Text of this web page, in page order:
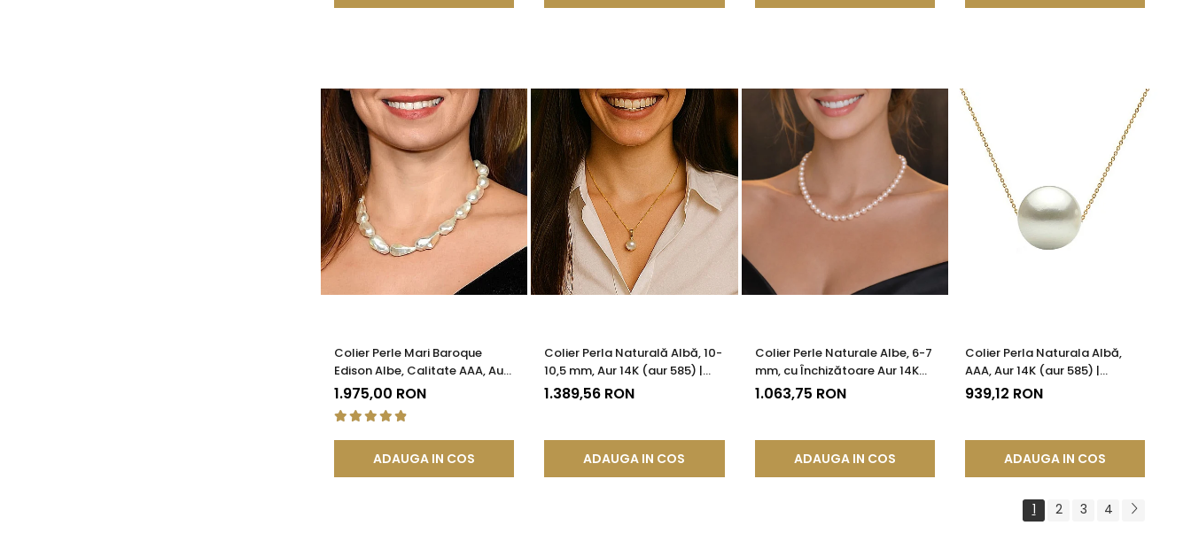
Colier Perle Mari Baroque
Edison Albe, Calitate AAA, Aur
14K | KASKADDA®
1.975,00 RON
ADAUGA IN COS
Colier Perla Naturală Albă, 10-
10,5 mm, Aur 14K (aur 585) |
KASKADDA®
1.389,56 RON
ADAUGA IN COS
Colier Perle Naturale Albe, 6-7
mm, cu Închizătoare Aur 14K
(aur 585) | KASKADDA®
1.063,75 RON
ADAUGA IN COS
Colier Perla Naturala Albă,
AAA, Aur 14K (aur 585) |
KASKADDA®
939,12 RON
ADAUGA IN COS
1 2 3 4